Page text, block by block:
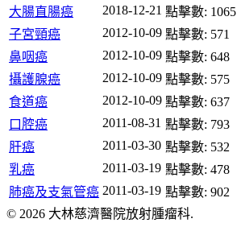
大腸直腸癌 2018-12-21 點擊數: 1065
子宮頸癌
2012-10-09 點擊數: 571
鼻咽癌
2012-10-09 點擊數: 648
攝護腺癌
2012-10-09 點擊數: 575
食道癌
2012-10-09 點擊數: 637
口腔癌
2011-08-31 點擊數: 793
肝癌
2011-03-30 點擊數: 532
乳癌
2011-03-19 點擊數: 478
肺癌及支氣管癌 2011-03-19 點擊數: 902
© 2026 大林慈濟醫院放射腫瘤科.